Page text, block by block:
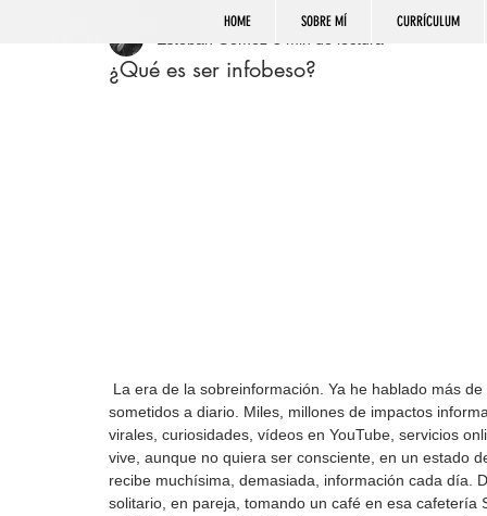
¿Qué es ser infobeso?
sometidos a diario. Miles, millones de impactos
virales, curiosidades, vídeos en YouTube, servicios
vive, aunque no quiera ser consciente, en un estado
recibe muchísima, demasiada, información cada día.
solitario, en pareja, tomando un café en esa
HOME SOBRE MÍ CURRÍCULUM